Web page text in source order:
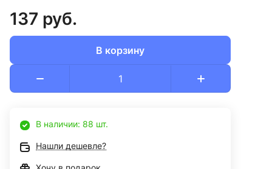
137 руб.
В корзину
В наличии: 88 шт.
Нашли дешевле?